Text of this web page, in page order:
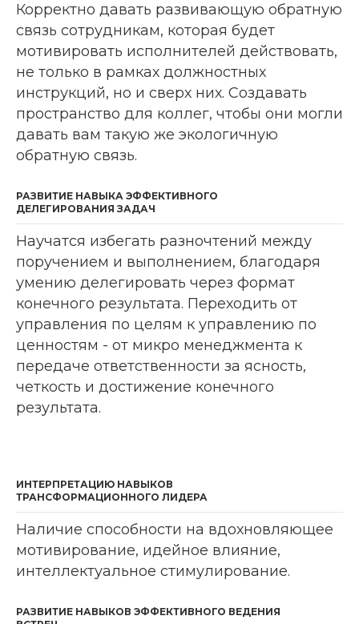
Корректно давать развивающую обратную
связь сотрудникам, которая будет
мотивировать исполнителей действовать,
не только в рамках должностных
инструкций, но и сверх них. Создавать
пространство для коллег, чтобы они могли
давать вам такую же экологичную
обратную связь.
РАЗВИТИЕ НАВЫКА ЭФФЕКТИВНОГО
ДЕЛЕГИРОВАНИЯ ЗАДАЧ
Научатся избегать разночтений между
поручением и выполнением, благодаря
умению делегировать через формат
конечного результата. Переходить от
управления по целям к управлению по
ценностям - от микро менеджмента к
передаче ответственности за ясность,
четкость и достижение конечного
результата.
ИНТЕРПРЕТАЦИЮ НАВЫКОВ
ТРАНСФОРМАЦИОННОГО ЛИДЕРА
Наличие способности на вдохновляющее
мотивирование, идейное влияние,
интеллектуальное стимулирование.
РАЗВИТИЕ НАВЫКОВ ЭФФЕКТИВНОГО ВЕДЕНИЯ